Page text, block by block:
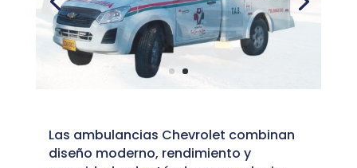
Las ambulancias Chevrolet combinan
diseño moderno, rendimiento y